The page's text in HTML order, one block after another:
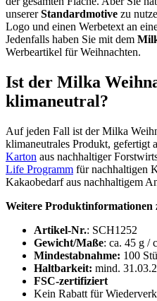
unsererStandardmotive zu
Logo und einen Werbetext an
Jedenfalls haben Sie mit dem
Werbeartikel für Weihnachten.
Ist der Milka
klimaneutral?
Auf jeden Fall ist der Milka
klimaneutrales Produkt, gefertigt
Karton aus nachhaltiger
Life Programm für nachhaltigen
Kakaobedarf aus nachhaltigem
Weitere Produktinformationen
Artikel-Nr.: SCH1252
Gewicht/Maße: ca. 45 g /
Mindestabnahme: 100
Haltbarkeit: mind.
FSC-zertifiziert
Kein Rabatt für